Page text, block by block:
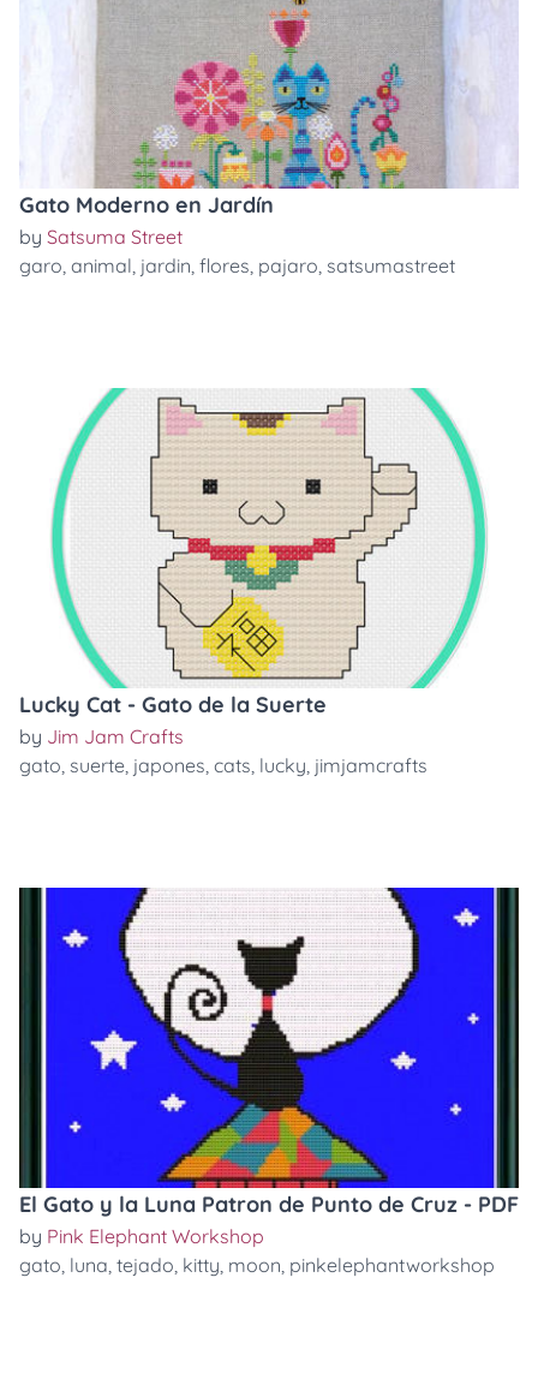
Gato Moderno en Jardín
by Satsuma Street
garo, animal, jardin, flores, pajaro, satsumastreet
Lucky Cat - Gato de la Suerte
by Jim Jam Crafts
gato, suerte, japones, cats, lucky, jimjamcrafts
El Gato y la Luna Patron de Punto de Cruz - PDF
by Pink Elephant Workshop
gato, luna, tejado, kitty, moon, pinkelephantworkshop